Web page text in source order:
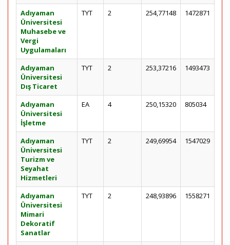
Adıyaman
Üniversitesi
Muhasebe ve
Vergi
Uygulamaları
TYT 2 254,77148 1472871
Adıyaman
Üniversitesi
Dış Ticaret
TYT 2 253,37216 1493473
Adıyaman
Üniversitesi
İşletme
EA 4 250,15320 805034
Adıyaman
Üniversitesi
Turizm ve
Seyahat
Hizmetleri
TYT 2 249,69954 1547029
Adıyaman
Üniversitesi
Mimari
Dekoratif
Sanatlar
TYT 2 248,93896 1558271